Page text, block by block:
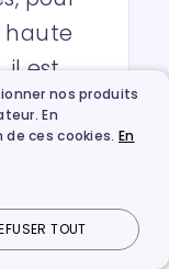
haute
il est
et des
deConnexion
nos produits
En
ces cookies. En
TOUT